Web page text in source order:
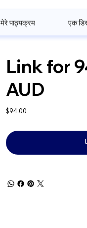
मेरे पाठ्यक्रम एक
Link for
AUD
कीमत
$94.00